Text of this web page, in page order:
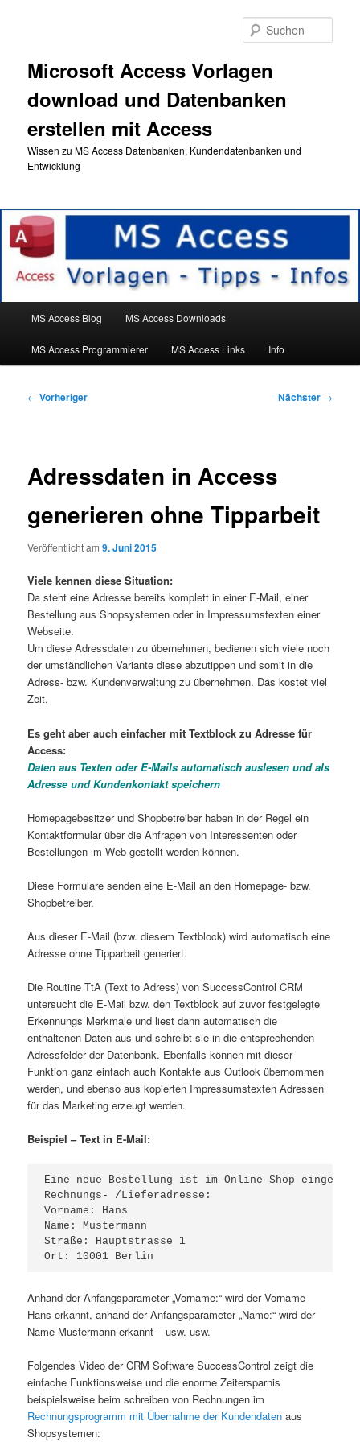
Microsoft Access Vorlagen
download und Datenbanken
erstellen mit Access
Wissen zu MS Access Datenbanken, Kundendatenbanken und
Entwicklung
MS Access Blog MS Access Downloads
MS Access Programmierer MS Access Links Info
Beitragsnavigation
← Vorheriger Nächster →
Adressdaten in Access
generieren ohne Tipparbeit
Veröffentlicht am9. Juni 2015
Viele kennen diese Situation:
Da steht eine Adresse bereits komplett in einer E-Mail, einer
Bestellung aus Shopsystemen oder in Impressumstexten einer
Webseite.
Um diese Adressdaten zu übernehmen, bedienen sich viele noch
der umständlichen Variante diese abzutippen und somit in die
Adress- bzw. Kundenverwaltung zu übernehmen. Das kostet viel
Zeit.
Es geht aber auch einfacher mit Textblock zu Adresse für
Access:
Daten aus Texten oder E-Mails automatisch auslesen und als
Adresse und Kundenkontakt speichern
Homepagebesitzer und Shopbetreiber haben in der Regel ein
Kontaktformular über die Anfragen von Interessenten oder
Bestellungen im Web gestellt werden können.
Diese Formulare senden eine E-Mail an den Homepage- bzw.
Shopbetreiber.
Aus dieser E-Mail (bzw. diesem Textblock) wird automatisch eine
Adresse ohne Tipparbeit generiert.
Die Routine TtA (Text to Adress) von SuccessControl CRM
untersucht die E-Mail bzw. den Textblock auf zuvor festgelegte
Erkennungs Merkmale und liest dann automatisch die
enthaltenen Daten aus und schreibt sie in die entsprechenden
Adressfelder der Datenbank. Ebenfalls können mit dieser
Funktion ganz einfach auch Kontakte aus Outlook übernommen
werden, und ebenso aus kopierten Impressumstexten Adressen
für das Marketing erzeugt werden.
Beispiel – Text in E-Mail:
Eine neue Bestellung ist im Online-Shop
Rechnungs- /Lieferadresse:
Vorname: Hans
Name: Mustermann
Straße: Hauptstrasse 1
Ort: 10001 Berlin
Anhand der Anfangsparameter „Vorname:“ wird der Vorname
Hans erkannt, anhand der Anfangsparameter „Name:“ wird der
Name Mustermann erkannt – usw. usw.
Folgendes Video der CRM Software SuccessControl zeigt die
einfache Funktionsweise und die enorme Zeitersparnis
beispielsweise beim schreiben von Rechnungen im
Rechnungsprogramm mit Übernahme der Kundendatenaus
Shopsystemen: